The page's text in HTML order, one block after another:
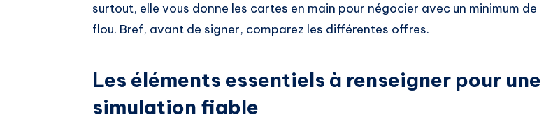
Email
Whatsapp
surtout, elle vous donne les cartes en main pour négocier avec un minimum de
flou. Bref, avant de signer, comparez les différentes offres.
Les éléments essentiels à renseigner pour une
simulation fiable